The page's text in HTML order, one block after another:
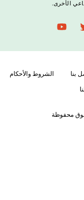
الشروط والأحكام